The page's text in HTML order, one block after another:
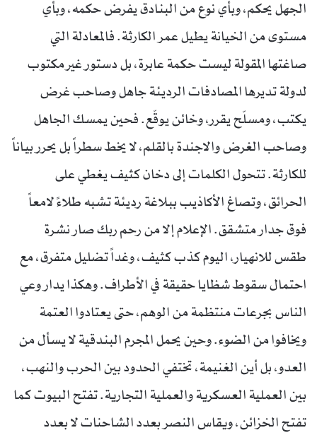
الجهل يحكم، وبأي نوع من البنادق يفرض حكمه، وبأي
مستوى من الخيانة يطيل عمر الكارثة. فالمعادلة التي
صاغتها المقولة ليست حكمة عابرة، بل دستور غير مكتوب
لدولة تديرها المصادفات الرديئة جاهل وصاحب غرض
يكتب، ومسلّح يقرر، وخائن يوقّع. فحين يمسك الجاهل
وصاحب الغرض والاجندة بالقلم، لا يخط سطراً بل يحرر بياناً
للكارثة. تتحول الكلمات إلى دخان كثيف يغطي على
الحرائق، وتصاغ الأكاذيب ببلاغة رديئة تشبه طلاءً لامعاً
فوق جدار متشقق. الإعلام إلا من رحم ربك صار نشرة
طقس للانهيار، اليوم كذب كثيف، وغداً تضليل متفرق، مع
احتمال سقوط شظايا حقيقة في الأطراف. وهكذا يدار وعي
الناس بجرعات منتظمة من الوهم، حتى يعتادوا العتمة
ويخافوا من الضوء. وحين يحمل المجرم البندقية لا يسأل من
العدو، بل أين الغنيمة، تختفي الحدود بين الحرب والنهب،
بين العملية العسكرية والعملية التجارية. تفتح البيوت كما
تفتح الخزائن، ويقاس النصر بعدد الشاحنات لا بعدد